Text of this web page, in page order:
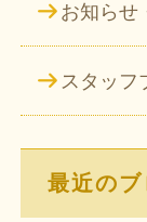
お知らせ
スタッフ
最近の